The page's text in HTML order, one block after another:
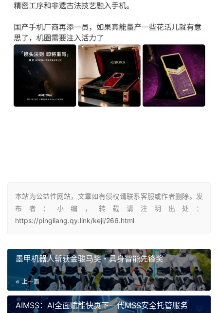
本站为公益性网站，文章如有侵权请联系客服或作者删除。发
布者：小编，转载请注明出处：
https://pingliang.qy.link/keji/266.html
墨甲机器人斩获金骏马奖・具身智能先锋奖
上一篇
AIMSS：AI全面赋能快页下一代MSS安全托管服务